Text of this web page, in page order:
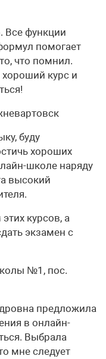
Все функции
помогает
что помнил.
курс и
буду
хороших
школе наряду
высокий
курсов, а
экзамен с
№1, пос.
предложила
в онлайн-
Выбрала
мне следует